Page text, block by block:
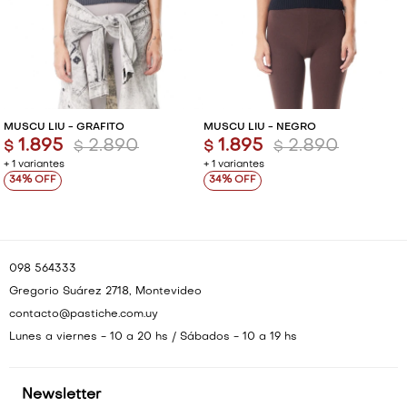
MUSCU LIU - GRAFITO
+ 1 variantes
$ 1.895 $ 2.890
34
MUSCU LIU - NEGRO
+ 1 variantes
$ 1.895 $ 2.890
34
Newsletter
098 564333
Gregorio Suárez 2718, Montevideo
contacto@pastiche.com.uy
Lunes a viernes - 10 a 20 hs / Sábados - 10 a 19 hs
VESTIDOS Y MONOS
CAMISAS Y BLUSAS
SHORTS Y FALDAS
VESTIDOS Y MONOS
CAMISAS Y BLUSAS
SHORTS Y FALDAS